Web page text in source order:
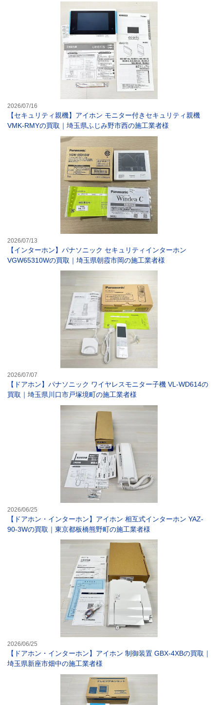
2026/07/16
【セキュリティ親機】アイホン モニター付きセキュリティ親機
VMK-RMYの買取｜埼玉県ふじみ野市西の施工業者様
2026/07/13
【インターホン】パナソニック セキュリティインターホン
VGW65310Wの買取｜埼玉県朝霞市岡の施工業者様
2026/07/07
【ドアホン】パナソニック ワイヤレスモニター子機 VL-WD614の
買取｜埼玉県川口市戸塚境町の施工業者様
2026/06/25
【ドアホン・インターホン】アイホン 相互式インターホン YAZ-
90-3Wの買取｜東京都板橋熊野町の施工業者様
2026/06/25
【ドアホン・インターホン】アイホン 制御装置 GBX-4XBの買取｜
埼玉県新座市畑中の施工業者様